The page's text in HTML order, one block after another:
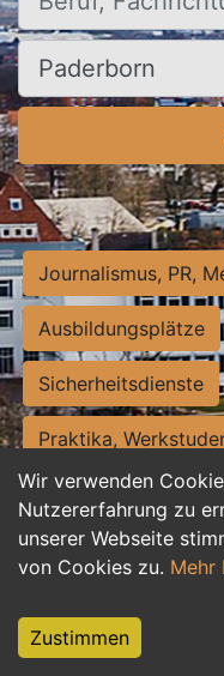
Wir verwenden
Nutzererfahrung zu
unserer Webseite
von Cookies zu. Mehr
Zustimmen
Ort, Stadt
Journalismus, PR,
Ausbildungsplätze
Sicherheitsdienste
Praktika,
Personalwesen
Hilfskräfte,
Weiterbildung,